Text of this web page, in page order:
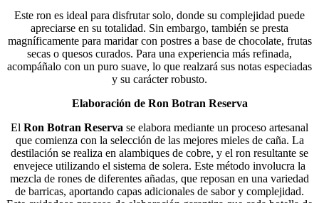
Este ron es ideal para disfrutar solo, donde su complejidad puede
apreciarse en su totalidad. Sin embargo, también se presta
magníficamente para maridar con postres a base de chocolate, frutas
secas o quesos curados. Para una experiencia más refinada,
acompáñalo con un puro suave, lo que realzará sus notas especiadas
y su carácter robusto.
Elaboración de Ron Botran Reserva
El Ron Botran Reserva se elabora mediante un proceso artesanal
que comienza con la selección de las mejores mieles de caña. La
destilación se realiza en alambiques de cobre, y el ron resultante se
envejece utilizando el sistema de solera. Este método involucra la
mezcla de rones de diferentes añadas, que reposan en una variedad
de barricas, aportando capas adicionales de sabor y complejidad.